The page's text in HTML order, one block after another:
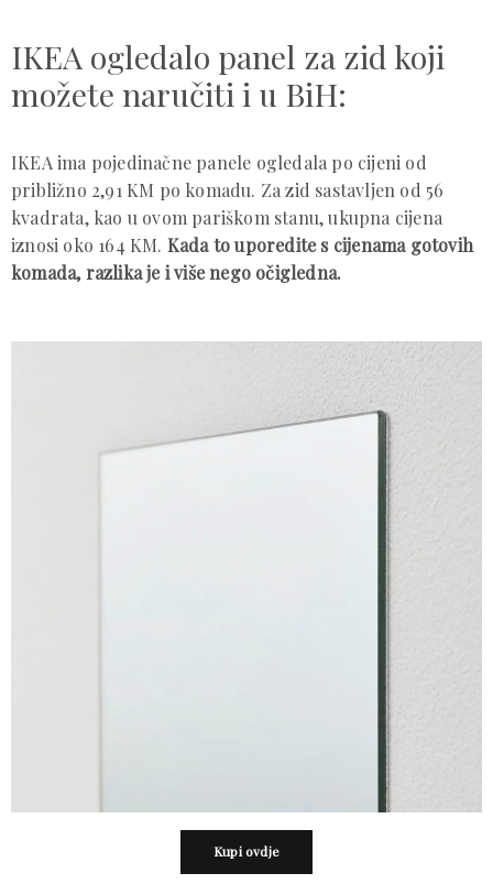
IKEA ogledalo panel za zid koji
možete naručiti i u BiH:
IKEA ima pojedinačne panele ogledala po cijeni od
približno 2,91 KM po komadu. Za zid sastavljen od 56
kvadrata, kao u ovom pariškom stanu, ukupna cijena
iznosi oko 164 KM. Kada to uporedite s cijenama gotovih
komada, razlika je i više nego očigledna.
Kupi ovdje